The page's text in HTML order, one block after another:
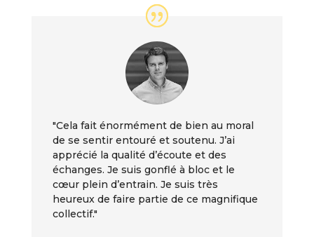
"Cela fait énormément de bien au moral
de se sentir entouré et soutenu. J’ai
apprécié la qualité d’écoute et des
échanges. Je suis gonflé à bloc et le
cœur plein d’entrain. Je suis très
heureux de faire partie de ce magnifique
collectif."